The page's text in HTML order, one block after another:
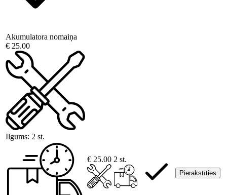
Akumulatora nomaiņa
€ 25.00
Ilgums: 2 st.
€ 25.00 2 st.
Pierakstīties